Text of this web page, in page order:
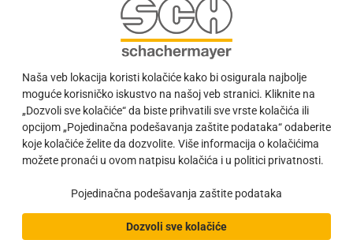
Naša veb lokacija koristi kolačiće kako bi osigurala najbolje
moguće korisničko iskustvo na našoj veb stranici. Kliknite na
„Dozvoli sve kolačiće“ da biste prihvatili sve vrste kolačića ili
opcijom „Pojedinačna podešavanja zaštite podataka“ odaberite
koje kolačiće želite da dozvolite. Više informacija o kolačićima
možete pronaći u ovom natpisu kolačića i u politici privatnosti.
Pojedinačna podešavanja zaštite podataka
Dozvoli sve kolačiće
toplo beloj (3000 K) i neutralnoj beloj (4000 K) u dužinama od 100 do
WEB KATALOG:Više informacija o proizvodu
Nevena Žunić ,21.04.2021